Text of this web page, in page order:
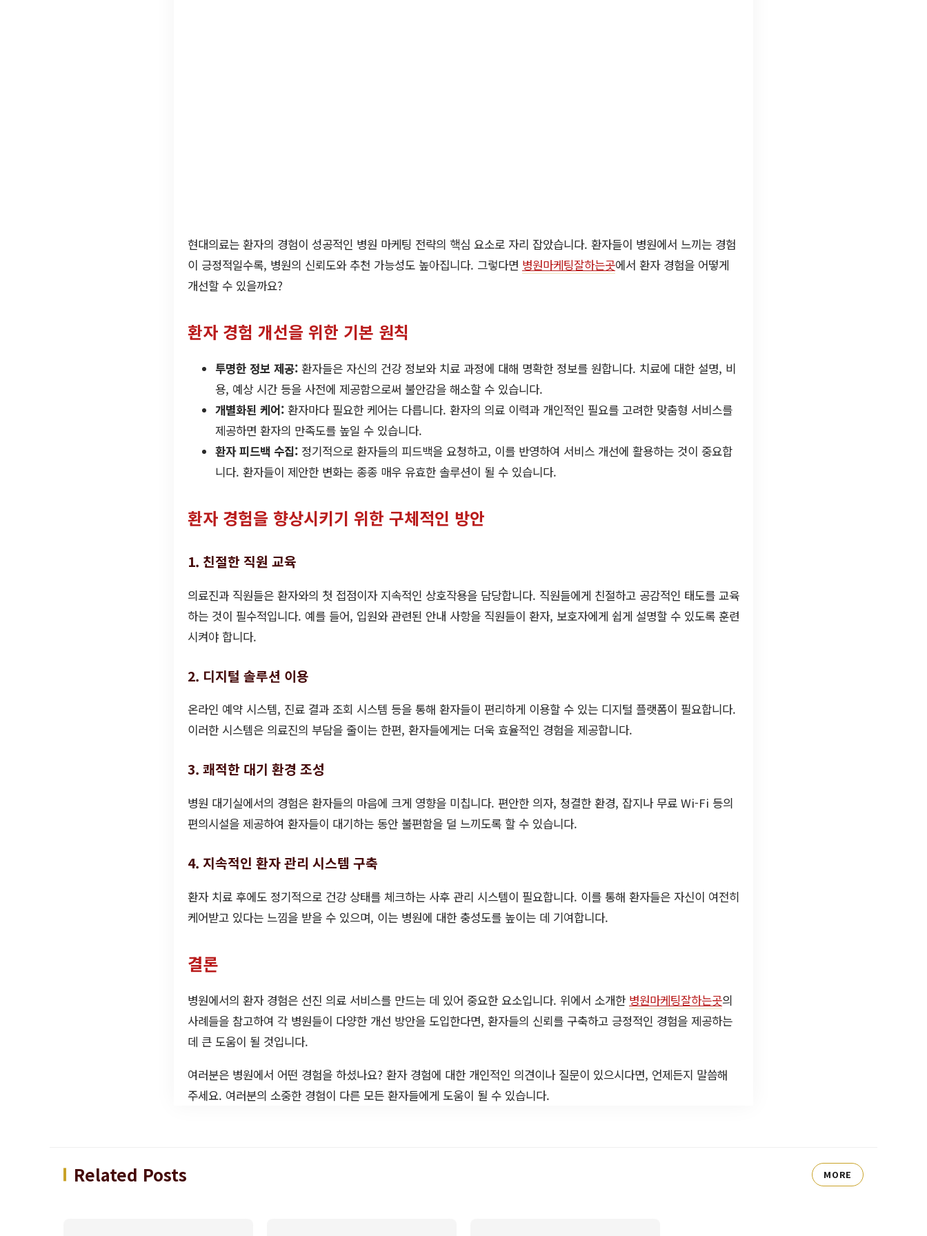
현대의료는 환자의 경험이 성공적인 병원 마케팅 전략의 핵심 요소로 자리 잡았습니다. 환자들이 병원에서 느끼는 경험
이 긍정적일수록, 병원의 신뢰도와 추천 가능성도 높아집니다. 그렇다면 병원마케팅잘하는곳에서 환자 경험을 어떻게
개선할 수 있을까요?
환자 경험 개선을 위한 기본 원칙
투명한 정보 제공: 환자들은 자신의 건강 정보와 치료 과정에 대해 명확한 정보를 원합니다. 치료에 대한 설명, 비
용, 예상 시간 등을 사전에 제공함으로써 불안감을 해소할 수 있습니다.
개별화된 케어: 환자마다 필요한 케어는 다릅니다. 환자의 의료 이력과 개인적인 필요를 고려한 맞춤형 서비스를
제공하면 환자의 만족도를 높일 수 있습니다.
환자 피드백 수집: 정기적으로 환자들의 피드백을 요청하고, 이를 반영하여 서비스 개선에 활용하는 것이 중요합
니다. 환자들이 제안한 변화는 종종 매우 유효한 솔루션이 될 수 있습니다.
환자 경험을 향상시키기 위한 구체적인 방안
1. 친절한 직원 교육
의료진과 직원들은 환자와의 첫 접점이자 지속적인 상호작용을 담당합니다. 직원들에게 친절하고 공감적인 태도를 교육
하는 것이 필수적입니다. 예를 들어, 입원와 관련된 안내 사항을 직원들이 환자, 보호자에게 쉽게 설명할 수 있도록 훈련
시켜야 합니다.
2. 디지털 솔루션 이용
온라인 예약 시스템, 진료 결과 조회 시스템 등을 통해 환자들이 편리하게 이용할 수 있는 디지털 플랫폼이 필요합니다.
이러한 시스템은 의료진의 부담을 줄이는 한편, 환자들에게는 더욱 효율적인 경험을 제공합니다.
3. 쾌적한 대기 환경 조성
병원 대기실에서의 경험은 환자들의 마음에 크게 영향을 미칩니다. 편안한 의자, 청결한 환경, 잡지나 무료 Wi-Fi 등의
편의시설을 제공하여 환자들이 대기하는 동안 불편함을 덜 느끼도록 할 수 있습니다.
4. 지속적인 환자 관리 시스템 구축
환자 치료 후에도 정기적으로 건강 상태를 체크하는 사후 관리 시스템이 필요합니다. 이를 통해 환자들은 자신이 여전히
케어받고 있다는 느낌을 받을 수 있으며, 이는 병원에 대한 충성도를 높이는 데 기여합니다.
결론
병원에서의 환자 경험은 선진 의료 서비스를 만드는 데 있어 중요한 요소입니다. 위에서 소개한 병원마케팅잘하는곳의
사례들을 참고하여 각 병원들이 다양한 개선 방안을 도입한다면, 환자들의 신뢰를 구축하고 긍정적인 경험을 제공하는
데 큰 도움이 될 것입니다.
여러분은 병원에서 어떤 경험을 하셨나요? 환자 경험에 대한 개인적인 의견이나 질문이 있으시다면, 언제든지 말씀해
주세요. 여러분의 소중한 경험이 다른 모든 환자들에게 도움이 될 수 있습니다.
Related Posts MORE